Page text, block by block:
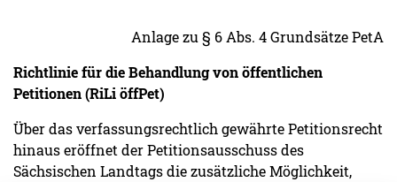
Anlage zu § 6 Abs. 4 Grundsätze PetA
Richtlinie für die Behandlung von öffentlichen
Petitionen (RiLi öffPet)
Über das verfassungsrechtlich gewährte Petitionsrecht
hinaus eröffnet der Petitionsausschuss des
Sächsischen Landtags die zusätzliche Möglichkeit,